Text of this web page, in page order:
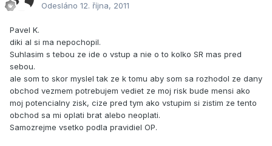
Odesláno 12. října, 2011
Pavel K.
diki al si ma nepochopil.
Suhlasim s tebou ze ide o vstup a nie o to kolko SR mas pred
sebou.
ale som to skor myslel tak ze k tomu aby som sa rozhodol ze dany
obchod vezmem potrebujem vediet ze moj risk bude mensi ako
moj potencialny zisk, cize pred tym ako vstupim si zistim ze tento
obchod sa mi oplati brat alebo neoplati.
Samozrejme vsetko podla pravidiel OP.